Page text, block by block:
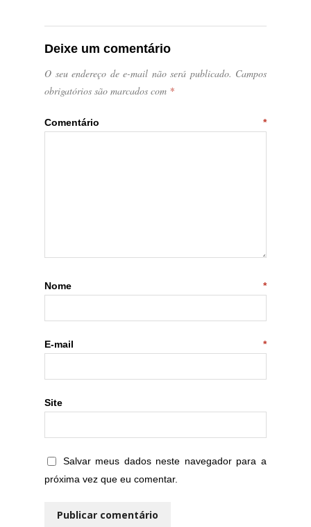
Deixe um comentário
O seu endereço de e-mail não será publicado. Campos
obrigatórios são marcados com *
Comentário *
Nome *
E-mail *
Site
Salvar meus dados neste navegador para a
próxima vez que eu comentar.